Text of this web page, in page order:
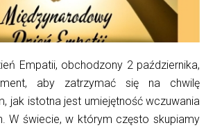
Empatii, obchodzony 2 października,
aby zatrzymać się na chwilę
jak istotna jest umiejętność wczuwania
W świecie, w którym często skupiamy